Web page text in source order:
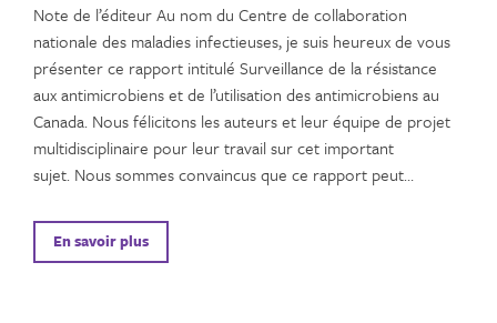
Note de l’éditeur Au nom du Centre de collaboration
nationale des maladies infectieuses, je suis heureux de vous
présenter ce rapport intitulé Surveillance de la résistance
aux antimicrobiens et de l’utilisation des antimicrobiens au
Canada. Nous félicitons les auteurs et leur équipe de projet
multidisciplinaire pour leur travail sur cet important
sujet. Nous sommes convaincus que ce rapport peut…
En savoir plus